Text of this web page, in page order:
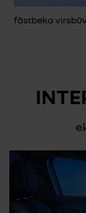
fāstbeka